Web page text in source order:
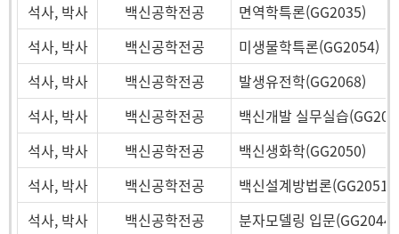
석사, 박사
백신공학전공
면역학특론(GG2035)
석사, 박사
백신공학전공
미생물학특론(GG2054)
석사, 박사
백신공학전공
발생유전학(GG2068)
석사, 박사
백신공학전공
백신개발 실무실습
석사, 박사
백신공학전공
백신생화학(GG2050)
석사, 박사
백신공학전공
백신설계방법론(GG2051)
석사, 박사
백신공학전공
분자모델링 입문(GG2044)